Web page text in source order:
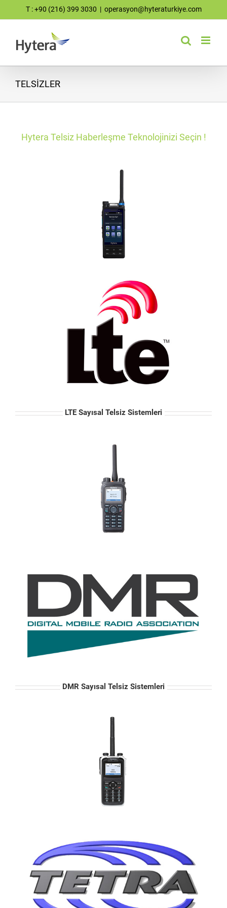
to
T : +90 (216) 399 3030 | operasyon@hyteraturkiye.com
TELSİZLER
Hytera Telsiz Haberleşme Teknolojinizi Seçin !
LTE Sayısal Telsiz Sistemleri
DMR Sayısal Telsiz Sistemleri